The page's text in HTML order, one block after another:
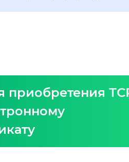
отображения
между буквами
приобретения